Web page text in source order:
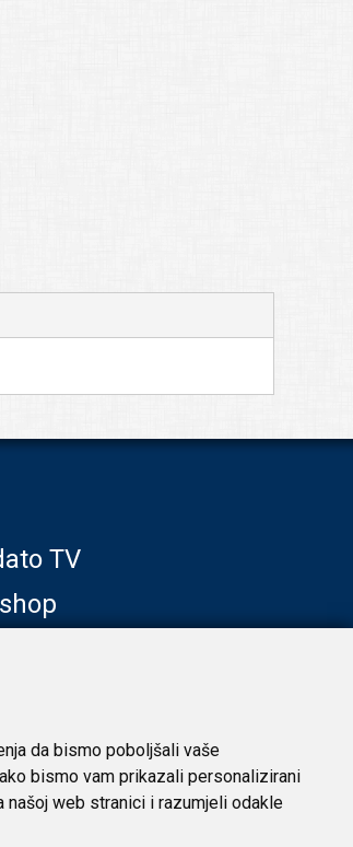
da bismo poboljšali vaše
bismo vam prikazali personalizirani
našoj web stranici i razumjeli odakle
TV